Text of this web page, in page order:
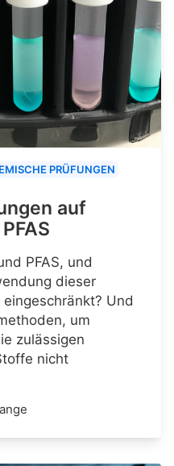
PRÜFUNGEN
auf
PFAS, und
dieser
Und
um
zulässigen
nicht